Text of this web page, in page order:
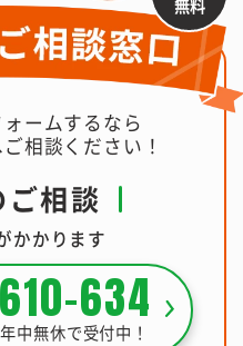
無料
ームするなら
相談ください！
相談
かかります
634
中無休で受付中！